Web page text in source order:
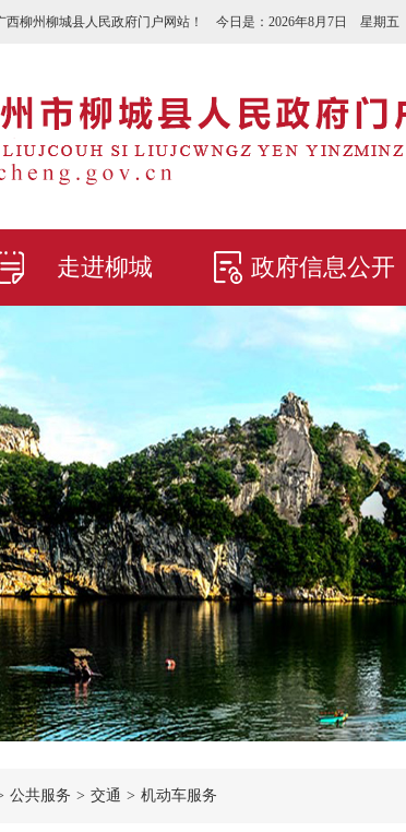
西柳州柳城县人民政府门户网站！ 今日是： 2026年8月7日 星期五
走进柳城 政府信息公开
公共服务 > 交通 > 机动车服务